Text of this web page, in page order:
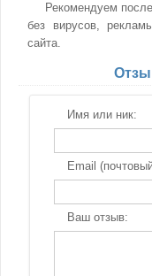
Рекомендуем
без вирусов,
сайта.
Имя или ник:
Email
Ваш отзыв: